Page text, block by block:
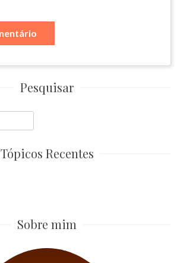
Pesquisar
Tópicos Recentes
Sobre mim